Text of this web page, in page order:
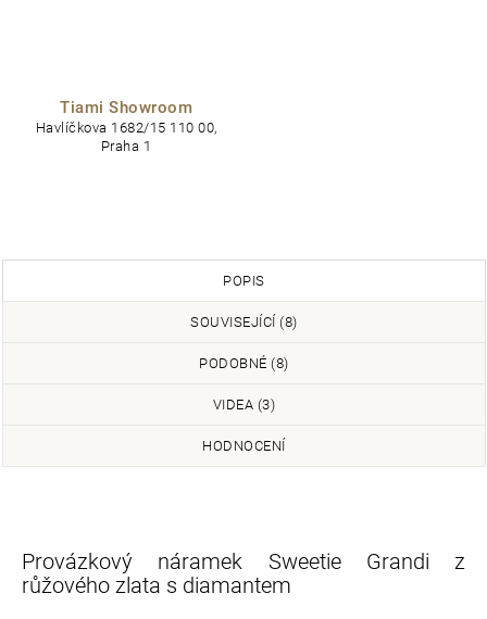
Tiami Showroom
Havlíčkova 1682/15 110 00,
Praha 1
POPIS
SOUVISEJÍCÍ (8)
PODOBNÉ (8)
VIDEA (3)
HODNOCENÍ
Provázkový náramek Sweetie Grandi z
růžového zlata s diamantem